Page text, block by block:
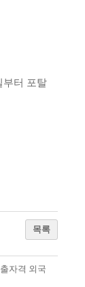
부터 포탈
목록
자격 외국